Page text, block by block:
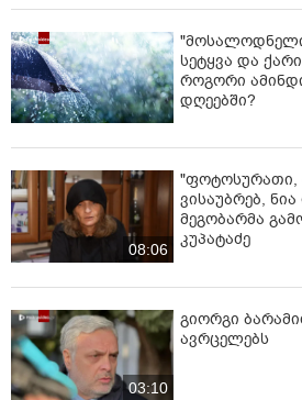
სეტყვა და
როგორი
დღეებში?
08:06
ვისაუბრებ,
მეგობარმა
კუპატაძე
03:10
გიორგი
ავრცელებს